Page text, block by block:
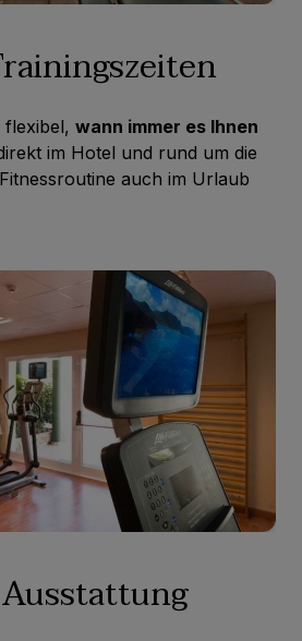
flexibel, wann immer es Ihnen
im Hotel und rund um die
auch im Urlaub
Ausstattung